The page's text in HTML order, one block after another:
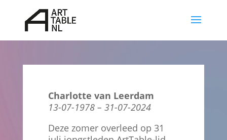
Charlotte van Leerdam
13-07-1978 – 31-07-2024
Deze zomer overleed op 31